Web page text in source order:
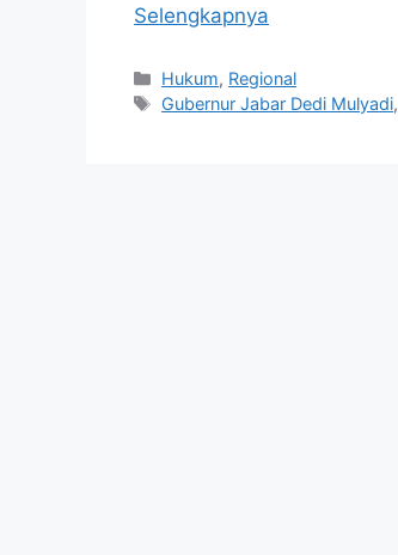
Selengkapnya
Kategori
Hukum, Regional
Tag
Gubernur Jabar Dedi Mulyadi,